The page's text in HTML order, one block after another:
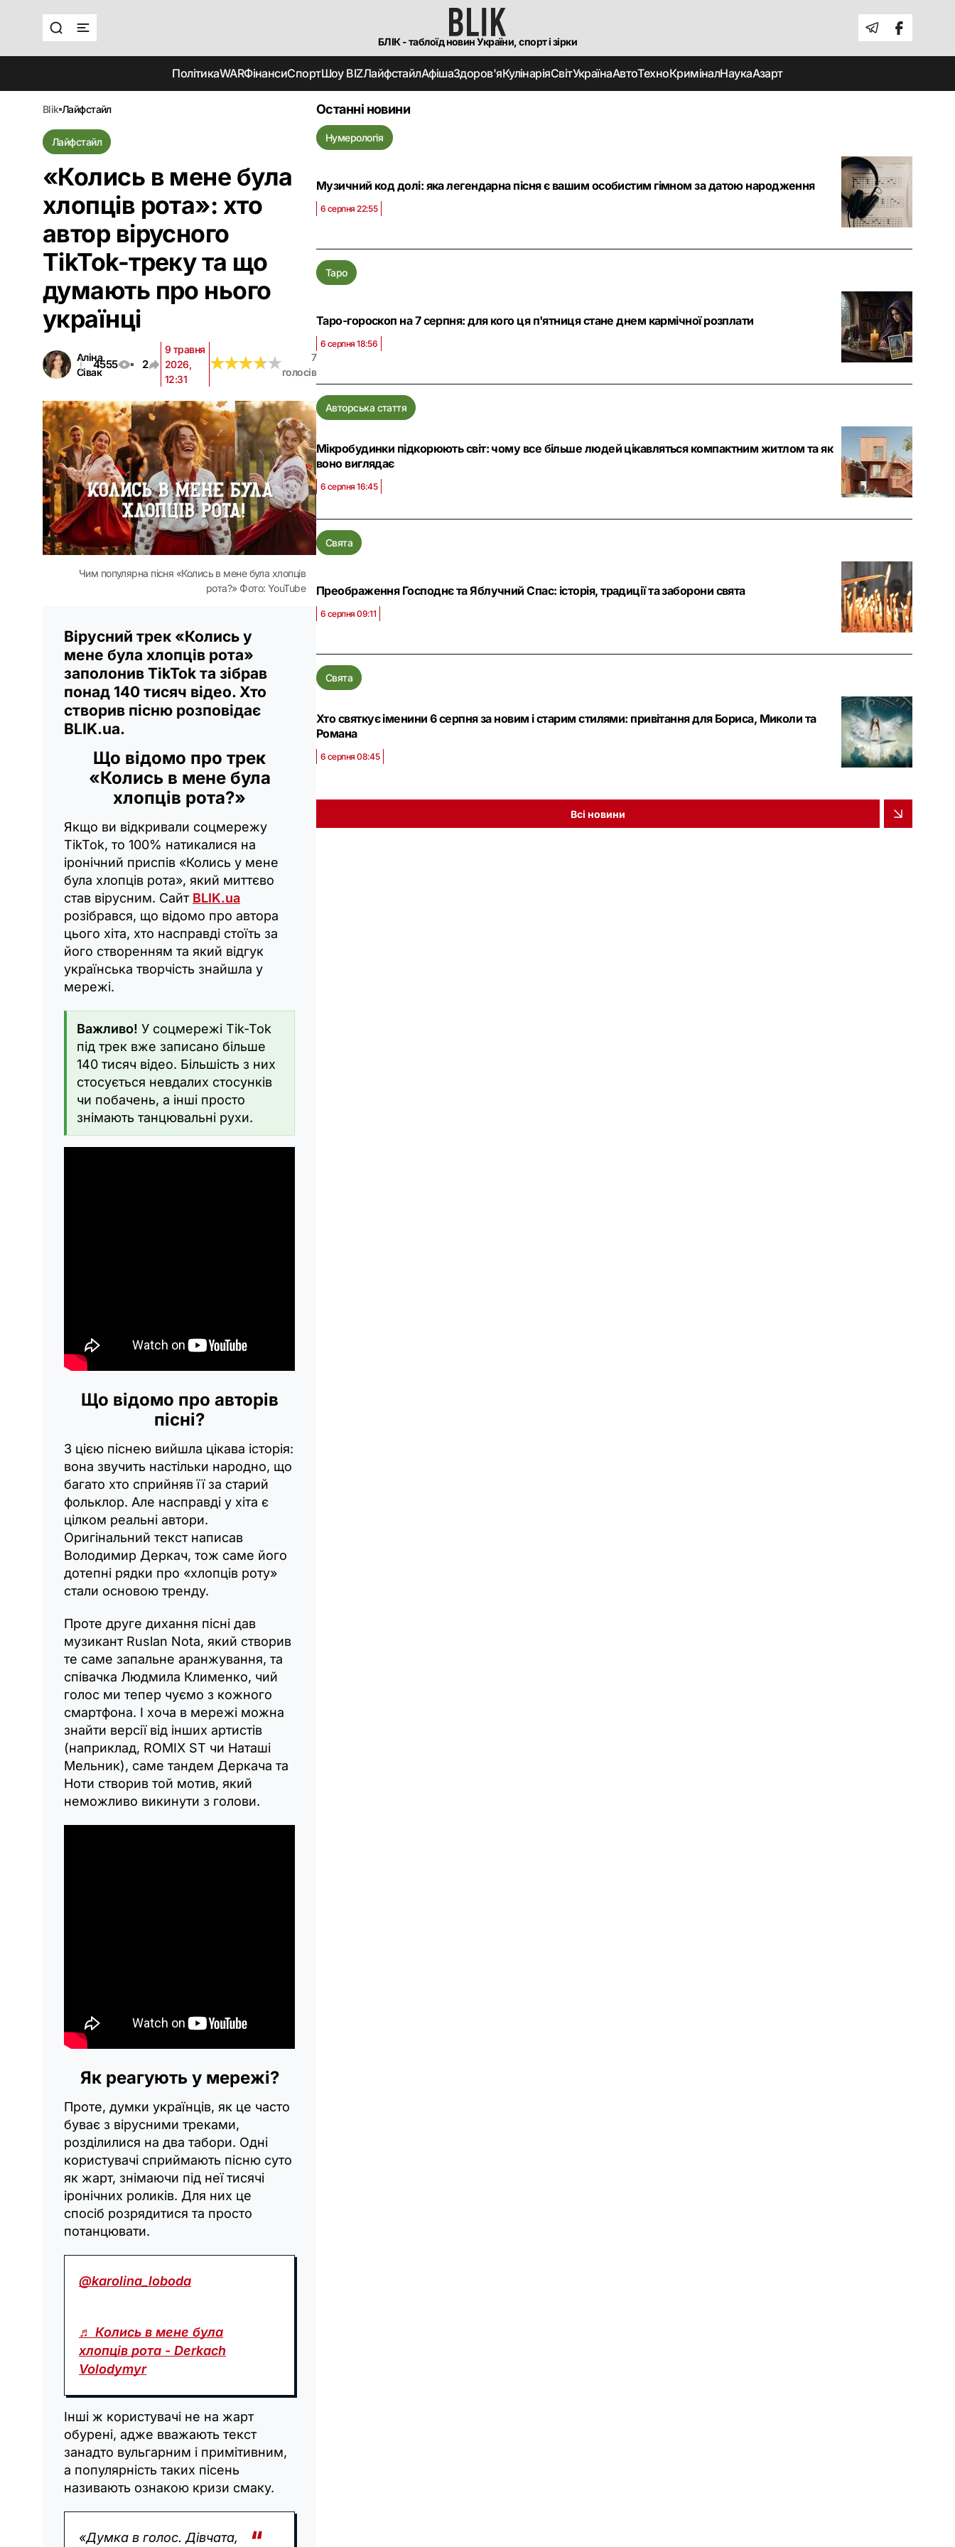
БЛІК - таблоїд новин України, спорт і зірки
ПолітикаWARФінансиСпортШоу BIZЛайфстайлАфішаЗдоров'яКулінаріяСвітУкраїнаАвтоТехноКриміналНаукаАзарт
blik лайфстайл
Лайфстайл
«Колись в мене була
хлопців рота»: хто
автор вірусного
TikTok-треку та що
думають про нього
українці
Аліна
Сівак
4555 2
9 травня
2026,
12:31
★★★★★
★★★★★
7
голосів
Чим популярна пісня «Колись в мене була хлопців
рота?» Фото: YouTube
Вірусний трек «Колись у
мене була хлопців рота»
заполонив TikTok та зібрав
понад 140 тисяч відео. Хто
створив пісню розповідає
BLIK.ua.
Що відомо про трек
«Колись в мене була
хлопців рота?»
Якщо ви відкривали соцмережу
TikTok, то 100% натикалися на
іронічний приспів «Колись у мене
була хлопців рота», який миттєво
став вірусним. Сайт BLIK.ua
розібрався, що відомо про автора
цього хіта, хто насправді стоїть за
його створенням та який відгук
українська творчість знайшла у
мережі.
Важливо! У соцмережі Tik-Tok
під трек вже записано більше
140 тисяч відео. Більшість з них
стосується невдалих стосунків
чи побачень, а інші просто
знімають танцювальні рухи.
Що відомо про авторів
пісні?
З цією піснею вийшла цікава історія:
вона звучить настільки народно, що
багато хто сприйняв її за старий
фольклор. Але насправді у хіта є
цілком реальні автори.
Оригінальний текст написав
Володимир Деркач, тож саме його
дотепні рядки про «хлопців роту»
стали основою тренду.
Проте друге дихання пісні дав
музикант Ruslan Nota, який створив
те саме запальне аранжування, та
співачка Людмила Клименко, чий
голос ми тепер чуємо з кожного
смартфона. І хоча в мережі можна
знайти версії від інших артистів
(наприклад, ROMIX ST чи Наташі
Мельник), саме тандем Деркача та
Ноти створив той мотив, який
неможливо викинути з голови.
Як реагують у мережі?
Проте, думки українців, як це часто
буває з вірусними треками,
розділилися на два табори. Одні
користувачі сприймають пісню суто
як жарт, знімаючи під неї тисячі
іронічних роликів. Для них це
спосіб розрядитися та просто
потанцювати.
@karolina_loboda
♬ Колись в мене була
хлопців рота - Derkach
Volodymyr
Інші ж користувачі не на жарт
обурені, адже вважають текст
занадто вульгарним і примітивним,
а популярність таких пісень
називають ознакою кризи смаку.
«Думка в голос. Дівчата,
Останні новини
Нумерологія
Музичний код долі: яка легендарна пісня є вашим особистим гімном за датою народження
6 серпня 22:55
Таро
Таро-гороскоп на 7 серпня: для кого ця п'ятниця стане днем кармічної розплати
6 серпня 18:56
Авторська стаття
Мікробудинки підкорюють світ: чому все більше людей цікавляться компактним житлом та як
воно виглядає
6 серпня 16:45
Свята
Преображення Господнє та Яблучний Спас: історія, традиції та заборони свята
6 серпня 09:11
Свята
Хто святкує іменини 6 серпня за новим і старим стилями: привітання для Бориса, Миколи та
Романа
6 серпня 08:45
Всі новини